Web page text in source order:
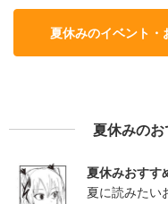
夏休みのイベント・
夏休みの
夏休みおすす
夏に読みたい